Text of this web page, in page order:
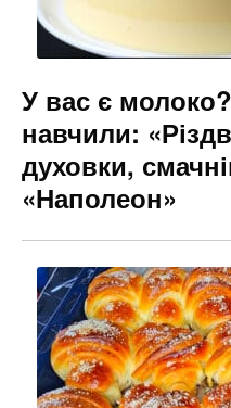
У вас є
навчили:
духовки,
«Наполеон»